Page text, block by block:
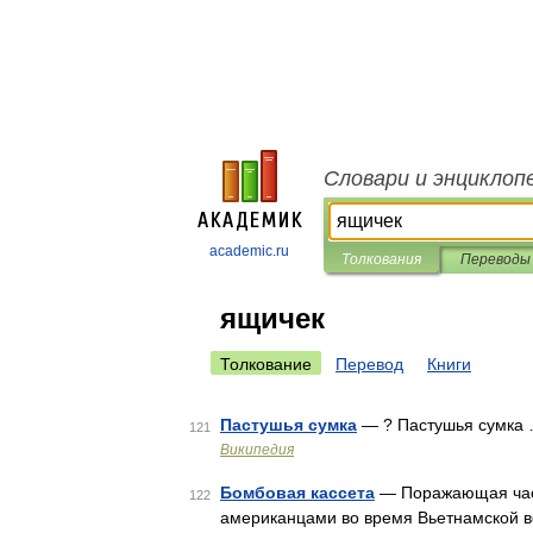
academic.ru
Словари и
Толкования Переводы
ящичек
Толкование Перевод Книги
121 Пастушья сумка — ? Пастушья сумка
Википедия
122 Бомбовая кассета — Поражающая
американцами во время Вьетнамской